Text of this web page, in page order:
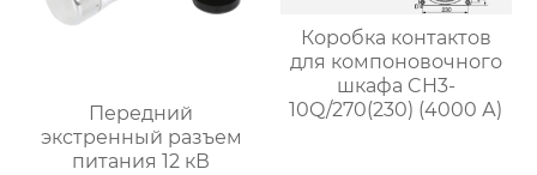
Передний
экстренный разъем
питания 12 кВ
Коробка контактов
для компоновочного
шкафа CH3-
10Q/270(230) (4000 А)